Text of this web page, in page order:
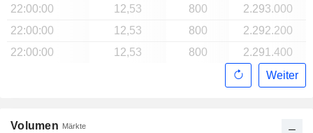
Volumen Märkte
22:00:00
12,53 800
2.293.000
22:00:00
12,53 800
2.292.200
22:00:00
12,53 800
2.291.400
Weiter